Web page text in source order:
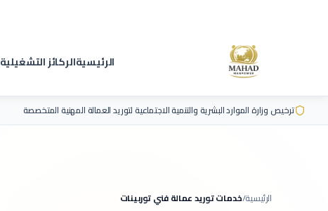
الرئيسيةالركائز التشغيلية
ترخيص وزارة الموارد البشرية والتنمية الاجتماعية لتوريد العمالة المهنية المتخصصة
الرئيسية/خدمات توريد عمالةفني توربينات